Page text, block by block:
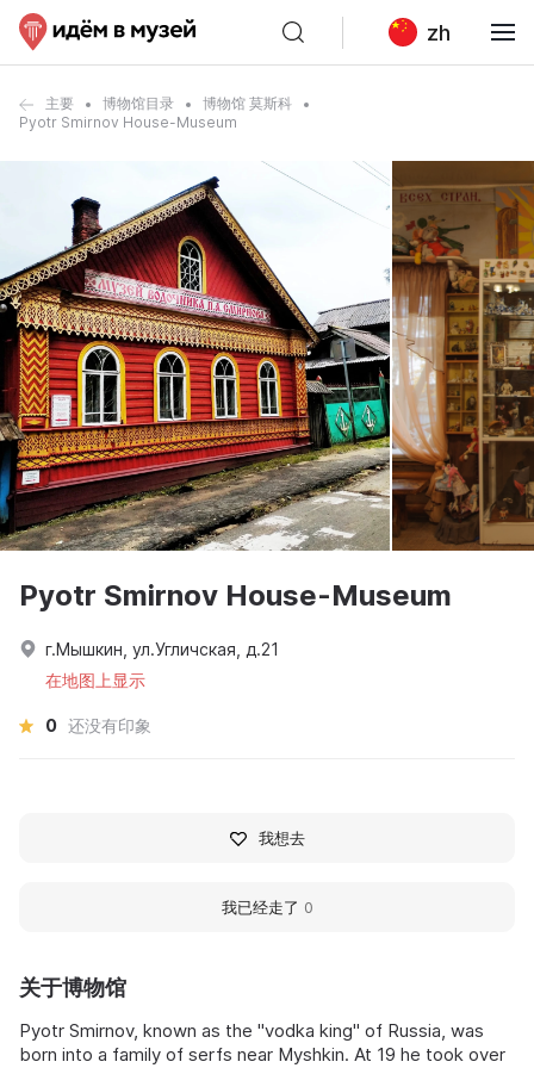
zh
主要 博物馆目录
博物馆 莫斯科
Pyotr Smirnov House-Museum
关于博物馆
Pyotr Smirnov, known as the "vodka king" of Russia, was
born into a family of serfs near Myshkin. At 19 he took over
Pyotr Smirnov House-Museum
г.Мышкин, ул.Угличская, д.21
在地图上显示
0 还没有印象
我想去
我已经走了 0